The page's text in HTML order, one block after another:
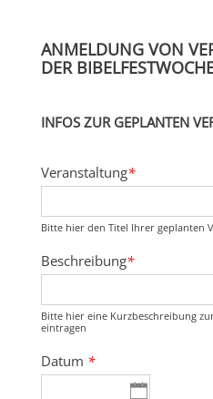
ANMELDUNG VON
DER
INFOS ZUR GEPLANTEN
Veranstaltung*
Bitte hier den Titel Ihrer geplanten
Beschreibung*
Bitte hier eine Kurzbeschreibung
eintragen
Datum *